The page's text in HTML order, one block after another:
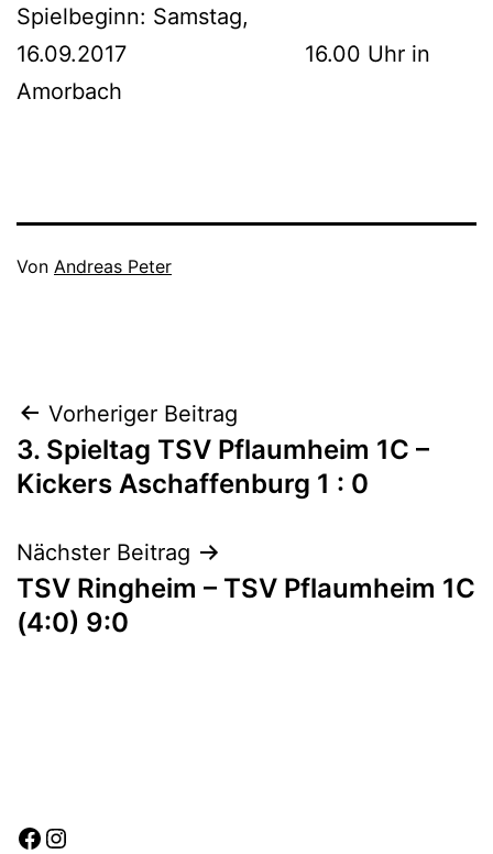
Spielbeginn: Samstag,
16.09.2017 16.00 Uhr in
Amorbach
Veröffentlicht
Von Andreas Peter
Beitragsnavigation
Vorheriger Beitrag
3. Spieltag TSV Pflaumheim 1C –
Kickers Aschaffenburg 1 : 0
Nächster Beitrag
TSV Ringheim – TSV Pflaumheim 1C
(4:0) 9:0
Facebook
Instagram